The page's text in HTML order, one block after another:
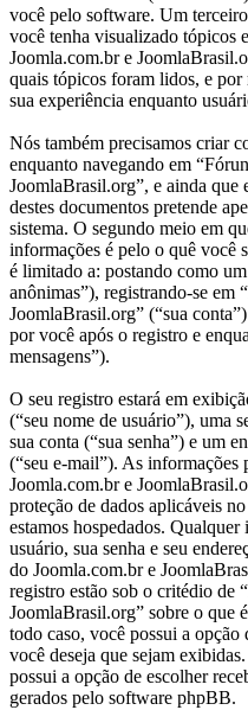
você pelo software. Um
você tenha visualizado tópicos
Joomla.com.br e
quais tópicos foram lidos, e por
sua experiência enquanto
Nós também precisamos criar
enquanto navegando em
JoomlaBrasil.org”, e ainda que
destes documentos pretende
sistema. O segundo meio em
informações é pelo o quê você
é limitado a: postando como
anônimas”), registrando-se em
JoomlaBrasil.org” (“sua
por você após o registro e
mensagens”).
O seu registro estará em
(“seu nome de usuário”), uma
sua conta (“sua senha”) e um
(“seu e-mail”). As informações
Joomla.com.br e
proteção de dados aplicáveis
estamos hospedados.
usuário, sua senha e seu
do Joomla.com.br e
registro estão sob o critédio de
JoomlaBrasil.org” sobre o que
todo caso, você possui a
você deseja que sejam
possui a opção de escolher
gerados pelo software phpBB.